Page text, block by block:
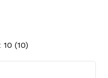
10 (10)